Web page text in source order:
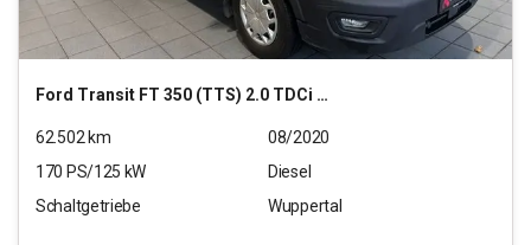
Ford Transit FT 350 (TTS) 2.0 TDCi DPF 350 L5 Trend RWD
62.502km
08/2020
170 PS/125 kW
Diesel
Schaltgetriebe
Wuppertal